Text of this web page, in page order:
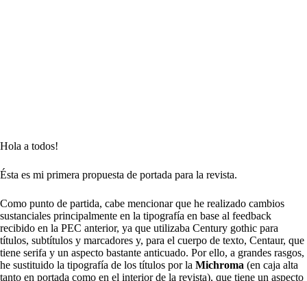
Hola a todos!
Ésta es mi primera propuesta de portada para la revista.
Como punto de partida, cabe mencionar que he realizado cambios
sustanciales principalmente en la tipografía en base al feedback
recibido en la PEC anterior, ya que utilizaba Century gothic para
títulos, subtítulos y marcadores y, para el cuerpo de texto, Centaur, que
tiene serifa y un aspecto bastante anticuado. Por ello, a grandes rasgos,
he sustituido la tipografía de los títulos por la Michroma (en caja alta
tanto en portada como en el interior de la revista), que tiene un aspecto